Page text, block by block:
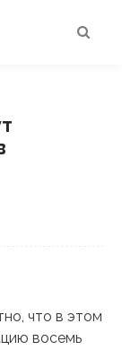
что в этом
восемь